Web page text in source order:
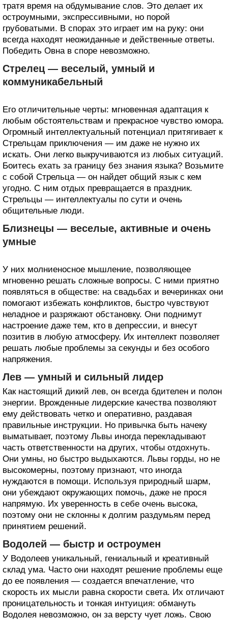
тратя время на обдумывание слов. Это делает их
остроумными, экспрессивными, но порой
грубоватыми. В спорах это играет им на руку: они
всегда находят неожиданные и действенные ответы.
Победить Овна в споре невозможно.
Стрелец — веселый, умный и
коммуникабельный
Его отличительные черты: мгновенная адаптация к
любым обстоятельствам и прекрасное чувство юмора.
Огромный интеллектуальный потенциал притягивает к
Стрельцам приключения — им даже не нужно их
искать. Они легко выкручиваются из любых ситуаций.
Боитесь ехать за границу без знания языка? Возьмите
с собой Стрельца — он найдет общий язык с кем
угодно. С ним отдых превращается в праздник.
Стрельцы — интеллектуалы по сути и очень
общительные люди.
Близнецы — веселые, активные и очень
умные
У них молниеносное мышление, позволяющее
мгновенно решать сложные вопросы. С ними приятно
появляться в обществе: на свадьбах и вечеринках они
помогают избежать конфликтов, быстро чувствуют
неладное и разряжают обстановку. Они поднимут
настроение даже тем, кто в депрессии, и внесут
позитив в любую атмосферу. Их интеллект позволяет
решать любые проблемы за секунды и без особого
напряжения.
Лев — умный и сильный лидер
Как настоящий дикий лев, он всегда бдителен и полон
энергии. Врожденные лидерские качества позволяют
ему действовать четко и оперативно, раздавая
правильные инструкции. Но привычка быть начеку
выматывает, поэтому Львы иногда перекладывают
часть ответственности на других, чтобы отдохнуть.
Они умны, но быстро выдыхаются. Львы горды, но не
высокомерны, поэтому признают, что иногда
нуждаются в помощи. Используя природный шарм,
они убеждают окружающих помочь, даже не прося
напрямую. Их уверенность в себе очень высока,
поэтому они не склонны к долгим раздумьям перед
принятием решений.
Водолей — быстр и остроумен
У Водолеев уникальный, гениальный и креативный
склад ума. Часто они находят решение проблемы еще
до ее появления — создается впечатление, что
скорость их мысли равна скорости света. Их отличают
проницательность и тонкая интуиция: обмануть
Водолея невозможно, он за версту чует ложь. Свою